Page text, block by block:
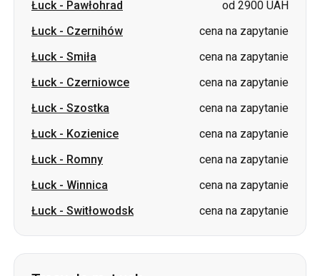
Łuck-Czerniowce
cena na zapytanie
Łuck-Szostka
cena na zapytanie
Łuck-Kozienice
cena na zapytanie
Łuck-Romny
cena na zapytanie
Łuck-Winnica
cena na zapytanie
Łuck-Switłowodsk cena na zapytanie
Trasy do m. Łuck
Berestyn (Krasnohrad)-Łuck
od 3313 UAH